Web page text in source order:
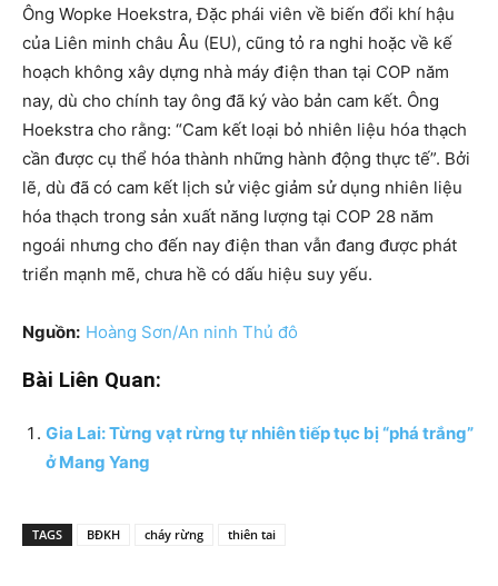
Ông Wopke Hoekstra, Đặc phái viên về biến đổi khí hậu
của Liên minh châu Âu (EU), cũng tỏ ra nghi hoặc về kế
hoạch không xây dựng nhà máy điện than tại COP năm
nay, dù cho chính tay ông đã ký vào bản cam kết. Ông
Hoekstra cho rằng: “Cam kết loại bỏ nhiên liệu hóa thạch
cần được cụ thể hóa thành những hành động thực tế”. Bởi
lẽ, dù đã có cam kết lịch sử việc giảm sử dụng nhiên liệu
hóa thạch trong sản xuất năng lượng tại COP 28 năm
ngoái nhưng cho đến nay điện than vẫn đang được phát
triển mạnh mẽ, chưa hề có dấu hiệu suy yếu.
Nguồn: Hoàng Sơn/An ninh Thủ đô
Bài Liên Quan:
Gia Lai: Từng vạt rừng tự nhiên tiếp tục bị “phá trắng”
ở Mang Yang
TAGS BĐKH cháy rừng thiên tai